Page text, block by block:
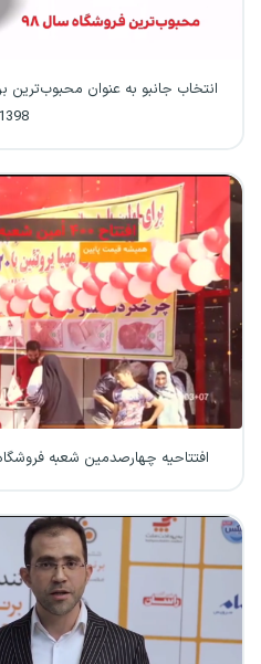
انتخاب جانبو به عنوان
1398
افتتاحیه چهارصدمین شعبه